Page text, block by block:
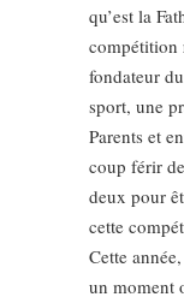
qu’est la
compétition
fondateur
sport, une
Parents et
coup férir
deux pour
cette
Cette
un moment